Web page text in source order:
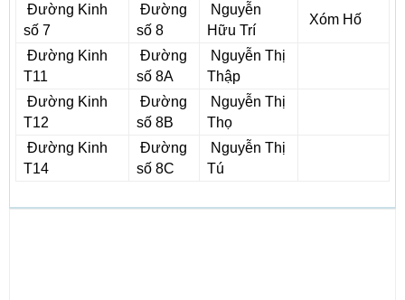
Đường Kinh
số 7
Đường
số 8
Nguyễn
Hữu Trí
Xóm Hố
Đường Kinh
T11
Đường
số 8A
Nguyễn Thị
Thập
Đường Kinh
T12
Đường
số 8B
Nguyễn Thị
Thọ
Đường Kinh
T14
Đường
số 8C
Nguyễn Thị
Tú